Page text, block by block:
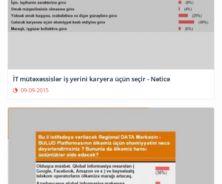
İT mütəxəssislər iş yerini karyera üçün seçir - Nəticə
09-09-2015